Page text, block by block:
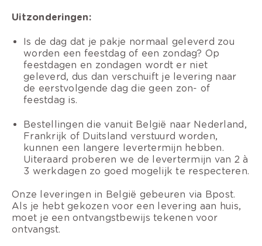
Uitzonderingen:
Is de dag dat je pakje normaal geleverd zou
worden een feestdag of een zondag? Op
feestdagen en zondagen wordt er niet
geleverd, dus dan verschuift je levering naar
de eerstvolgende dag die geen zon- of
feestdag is.
Bestellingen die vanuit België naar Nederland,
Frankrijk of Duitsland verstuurd worden,
kunnen een langere levertermijn hebben.
Uiteraard proberen we de levertermijn van 2 à
3 werkdagen zo goed mogelijk te respecteren.
Onze leveringen in België gebeuren via Bpost.
Als je hebt gekozen voor een levering aan huis,
moet je een ontvangstbewijs tekenen voor
ontvangst.